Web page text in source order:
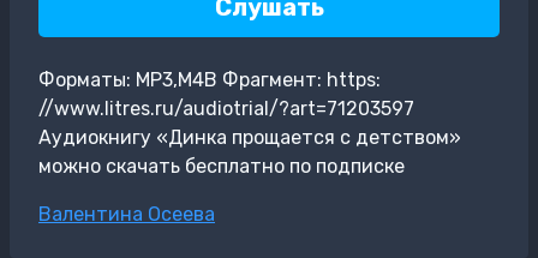
Слушать
Форматы: MP3,M4B Фрагмент: https:
//www.litres.ru/audiotrial/?art=71203597
Аудиокнигу «Динка прощается с детством»
можно скачать бесплатно по подписке
Метки
Валентина Осеева